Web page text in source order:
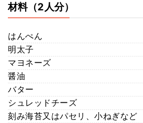
材料（2人分）
はんぺん
明太子
マヨネーズ
醤油
バター
シュレッドチーズ
刻み海苔又はパセリ、小ねぎなど